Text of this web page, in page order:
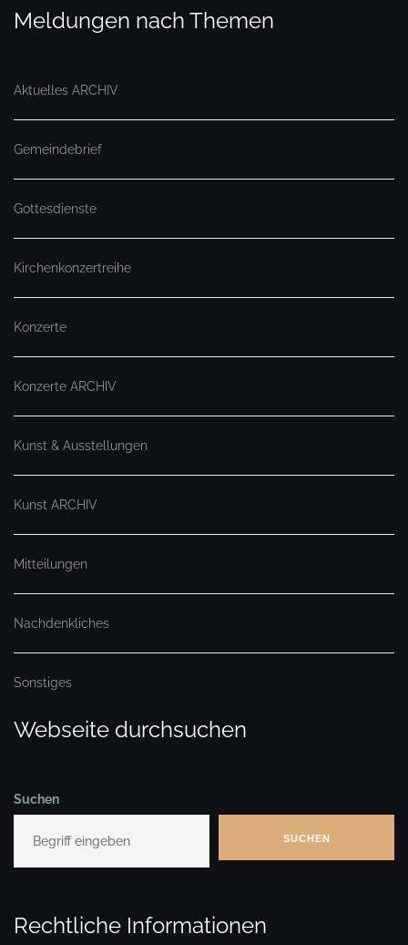
Meldungen nach Themen
Aktuelles ARCHIV
Gemeindebrief
Gottesdienste
Kirchenkonzertreihe
Konzerte
Konzerte ARCHIV
Kunst & Ausstellungen
Kunst ARCHIV
Mitteilungen
Nachdenkliches
Sonstiges
Webseite durchsuchen
Suchen
SUCHEN
Rechtliche Informationen